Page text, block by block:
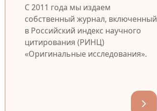
С 2011 года мы издаем
собственный журнал, включенный
в Российский индекс научного
цитирования (РИНЦ)
«Оригинальные исследования».